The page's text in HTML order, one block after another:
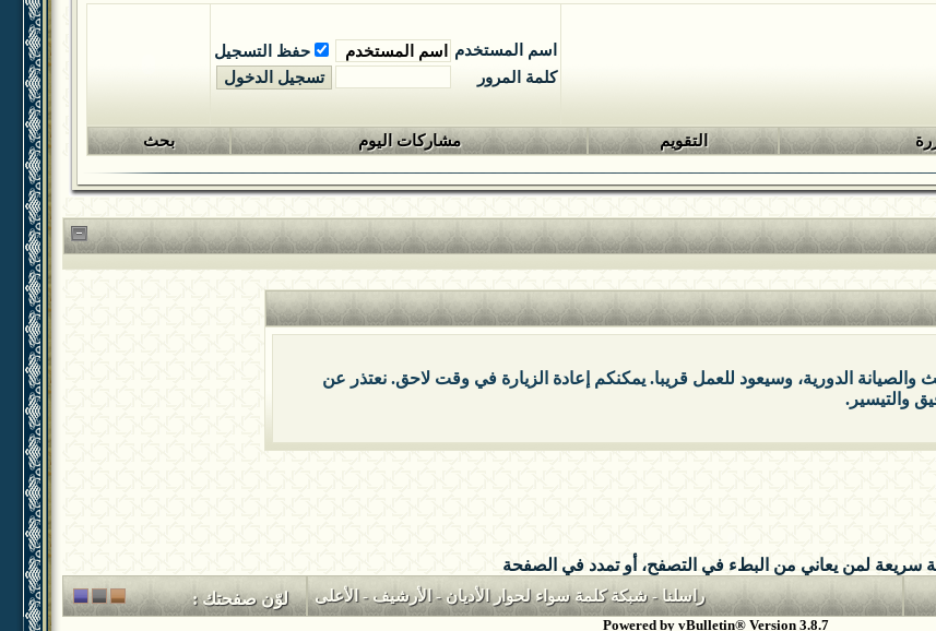
اسم المستخدم
حفظ التسجيل
كلمة المرور
التقويم مشاركات اليوم بحث
والصيانة الدورية، وسيعود للعمل قريبا. يمكنكم إعادة الزيارة في وقت لاحق. نعتذر عن
والتيسير.
سريعة لمن يعاني من البطء في التصفح، أو تمدد في الصفحة
راسلنا-شبكة كلمة سواء لحوار الأديان- الأرشيف- الأعلى لوّن صفحتك :
Powered by vBulletin® Version 3.8.7